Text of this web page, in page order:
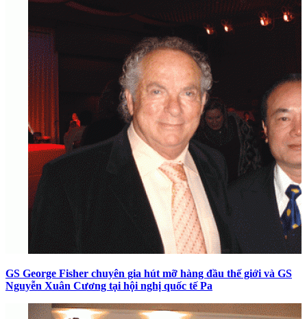
GS George Fisher chuyên gia hút mỡ hàng đầu thế giới và GS
Nguyễn Xuân Cương tại hội nghị quốc tế Pa